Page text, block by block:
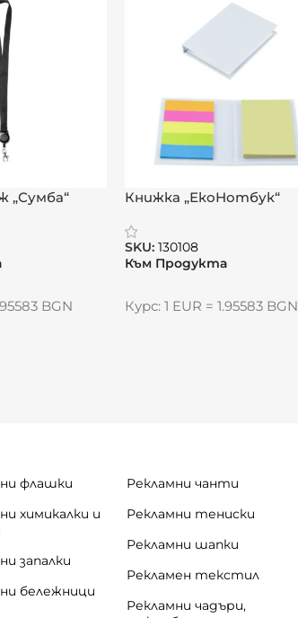
„Сумба“
BGN
Книжка „ЕкоНотбук“
SKU: 130108
Към Продукта
Курс: 1 EUR = 1.95583 BGN
флашки
химикалки и
запалки
бележници
Рекламни чанти
Рекламни тениски
Рекламни шапки
Рекламен текстил
Рекламни чадъри,